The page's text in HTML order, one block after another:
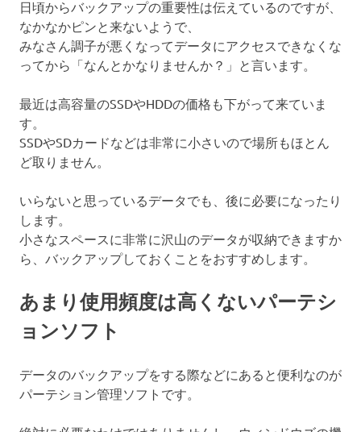
日頃からバックアップの重要性は伝えているのですが、
なかなかピンと来ないようで、
みなさん調子が悪くなってデータにアクセスできなくな
ってから「なんとかなりませんか？」と言います。
最近は高容量のSSDやHDDの価格も下がって来ていま
す。
SSDやSDカードなどは非常に小さいので場所もほとん
ど取りません。
いらないと思っているデータでも、後に必要になったり
します。
小さなスペースに非常に沢山のデータが収納できますか
ら、バックアップしておくことをおすすめします。
あまり使用頻度は高くないパーテシ
ョンソフト
データのバックアップをする際などにあると便利なのが
パーテション管理ソフトです。